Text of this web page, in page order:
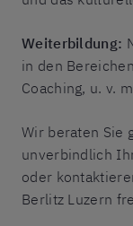
Weiterbildung:
in den
Coaching, u. v.
Wir beraten Sie
unverbindlich
oder
Berlitz Luzern